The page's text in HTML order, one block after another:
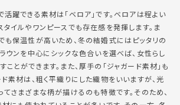
躍できる素材は「ベロア」です。ベロアは程よい
タイルやワンピースでも存在感を発揮します。ま
も保温性が高いため、冬の結婚式にはピッタリの
ウンを中心にシックな色合いを選べば、女性らし
とができます。また、厚手の「ジャガード素材」も
素材は、粗く平織りにした織物をいいますが、光
てさまざまな柄が描けるのも特徴です。そのため、